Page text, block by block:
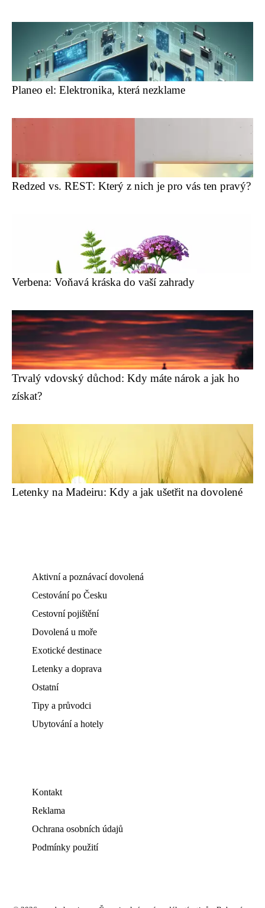
Planeo el: Elektronika, která nezklame
Redzed vs. REST: Který z nich je pro vás ten pravý?
Verbena: Voňavá kráska do vaší zahrady
Trvalý vdovský důchod: Kdy máte nárok a jak ho
získat?
Letenky na Madeiru: Kdy a jak ušetřit na dovolené
Aktivní a poznávací dovolená
Cestování po Česku
Cestovní pojištění
Dovolená u moře
Exotické destinace
Letenky a doprava
Ostatní
Tipy a průvodci
Ubytování a hotely
Kontakt
Reklama
Ochrana osobních údajů
Podmínky použití